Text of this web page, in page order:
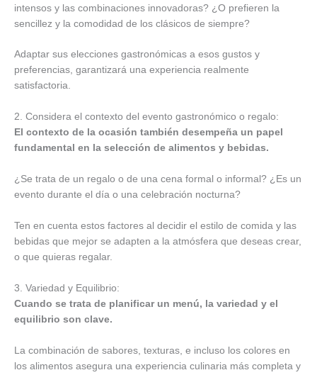
intensos y las combinaciones innovadoras? ¿O prefieren la
sencillez y la comodidad de los clásicos de siempre?
Adaptar sus elecciones gastronómicas a esos gustos y
preferencias, garantizará una experiencia realmente
satisfactoria.
2. Considera el contexto del evento gastronómico o regalo:
El contexto de la ocasión también desempeña un papel
fundamental en la selección de alimentos y bebidas.
¿Se trata de un regalo o de una cena formal o informal? ¿Es un
evento durante el día o una celebración nocturna?
Ten en cuenta estos factores al decidir el estilo de comida y las
bebidas que mejor se adapten a la atmósfera que deseas crear,
o que quieras regalar.
3. Variedad y Equilibrio:
Cuando se trata de planificar un menú, la variedad y el
equilibrio son clave.
La combinación de sabores, texturas, e incluso los colores en
los alimentos asegura una experiencia culinaria más completa y